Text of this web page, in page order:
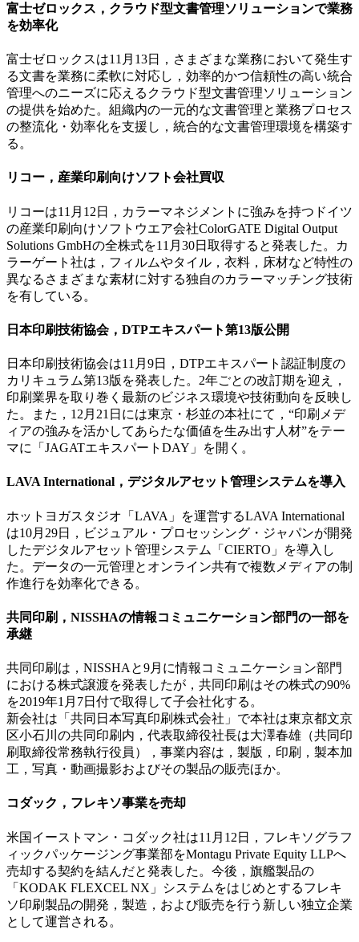
富士ゼロックス，クラウド型文書管理ソリューションで業務
を効率化
富士ゼロックスは11月13日，さまざまな業務において発生す
る文書を業務に柔軟に対応し，効率的かつ信頼性の高い統合
管理へのニーズに応えるクラウド型文書管理ソリューション
の提供を始めた。組織内の一元的な文書管理と業務プロセス
の整流化・効率化を支援し，統合的な文書管理環境を構築す
る。
リコー，産業印刷向けソフト会社買収
リコーは11月12日，カラーマネジメントに強みを持つドイツ
の産業印刷向けソフトウエア会社ColorGATE Digital Output
Solutions GmbHの全株式を11月30日取得すると発表した。カ
ラーゲート社は，フィルムやタイル，衣料，床材など特性の
異なるさまざまな素材に対する独自のカラーマッチング技術
を有している。
日本印刷技術協会，DTPエキスパート第13版公開
日本印刷技術協会は11月9日，DTPエキスパート認証制度の
カリキュラム第13版を発表した。2年ごとの改訂期を迎え，
印刷業界を取り巻く最新のビジネス環境や技術動向を反映し
た。また，12月21日には東京・杉並の本社にて，“印刷メデ
ィアの強みを活かしてあらたな価値を生み出す人材”をテー
マに「JAGATエキスパートDAY」を開く。
LAVA International，デジタルアセット管理システムを導入
ホットヨガスタジオ「LAVA」を運営するLAVA International
は10月29日，ビジュアル・プロセッシング・ジャパンが開発
したデジタルアセット管理システム「CIERTO」を導入し
た。データの一元管理とオンライン共有で複数メディアの制
作進行を効率化できる。
共同印刷，NISSHAの情報コミュニケーション部門の一部を
承継
共同印刷は，NISSHAと9月に情報コミュニケーション部門
における株式譲渡を発表したが，共同印刷はその株式の90%
を2019年1月7日付で取得して子会社化する。
新会社は「共同日本写真印刷株式会社」で本社は東京都文京
区小石川の共同印刷内，代表取締役社長は大澤春雄（共同印
刷取締役常務執行役員），事業内容は，製版，印刷，製本加
工，写真・動画撮影およびその製品の販売ほか。
コダック，フレキソ事業を売却
米国イーストマン・コダック社は11月12日，フレキソグラフ
ィックパッケージング事業部をMontagu Private Equity LLPへ
売却する契約を結んだと発表した。今後，旗艦製品の
「KODAK FLEXCEL NX」システムをはじめとするフレキ
ソ印刷製品の開発，製造，および販売を行う新しい独立企業
として運営される。